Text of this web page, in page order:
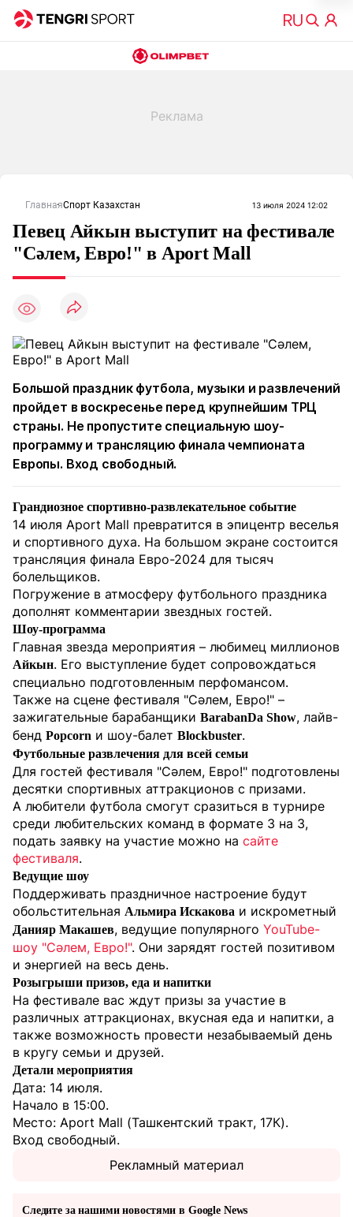
ГлавнаяСпорт Казахстан 13 июля 2024 12:02
Певец Айкын выступит на фестивале
"Сәлем, Евро!" в Aport Mall
Большой праздник футбола, музыки и развлечений
пройдет в воскресенье перед крупнейшим ТРЦ
страны. Не пропустите специальную шоу-
программу и трансляцию финала чемпионата
Европы. Вход свободный.
Грандиозное спортивно-развлекательное событие
14 июля Aport Mall превратится в эпицентр веселья
и спортивного духа. На большом экране состоится
трансляция финала Евро-2024 для тысяч
болельщиков.
Погружение в атмосферу футбольного праздника
дополнят комментарии звездных гостей.
Шоу-программа
Главная звезда мероприятия – любимец миллионов
Айкын. Его выступление будет сопровождаться
специально подготовленным перфомансом.
Также на сцене фестиваля "Сәлем, Евро!" –
зажигательные барабанщики BarabanDa Show, лайв-
бенд Popcorn и шоу-балет Blockbuster.
Футбольные развлечения для всей семьи
Для гостей фестиваля "Сәлем, Евро!" подготовлены
десятки спортивных аттракционов с призами.
А любители футбола смогут сразиться в турнире
среди любительских команд в формате 3 на 3,
подать заявку на участие можно на сайте
фестиваля.
Ведущие шоу
Поддерживать праздничное настроение будут
обольстительная Альмира Искакова и искрометный
Данияр Макашев, ведущие популярного YouTube-
шоу "Сәлем, Евро!". Они зарядят гостей позитивом
и энергией на весь день.
Розыгрыши призов, еда и напитки
На фестивале вас ждут призы за участие в
различных аттракционах, вкусная еда и напитки, а
также возможность провести незабываемый день
в кругу семьи и друзей.
Детали мероприятия
Дата: 14 июля.
Начало в 15:00.
Место: Aport Mall (Ташкентский тракт, 17К).
Вход свободный.
Рекламный материал
Следите за нашими новостями в Google News